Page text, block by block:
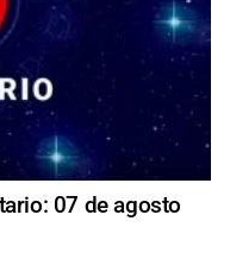
07 de agosto